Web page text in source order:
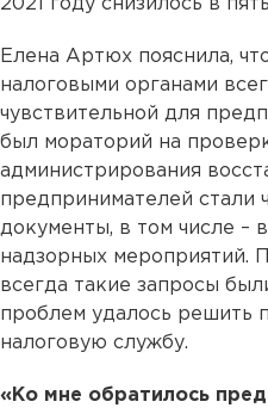
2021 году снизилось в
Елена Артюх пояснила,
налоговыми органами
чувствительной для
был мораторий на
администрирования
предпринимателей стали
документы, в том числе –
надзорных мероприятий.
всегда такие запросы
проблем удалось решить
налоговую службу.
«Ко мне обратилось